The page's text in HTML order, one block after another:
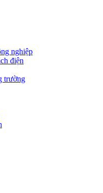
nghiệp
điện
trường